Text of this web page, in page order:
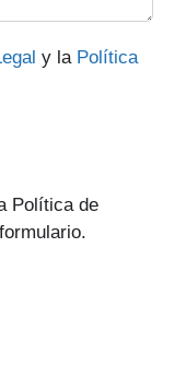
y la Política
Política de